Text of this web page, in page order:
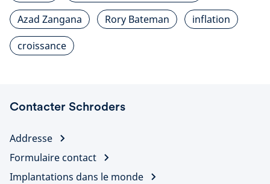
Azad Zangana
Rory Bateman
inflation
croissance
Contacter Schroders
Addresse
Formulaire contact
Implantations dans le monde